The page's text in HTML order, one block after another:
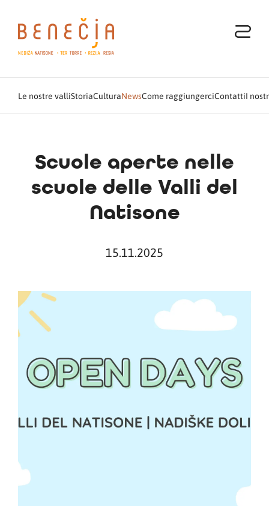
Le nostre valliStoriaCulturaNewsCome raggiungerciContattiI
Scuole aperte nelle
scuole delle Valli del
Natisone
15.11.2025